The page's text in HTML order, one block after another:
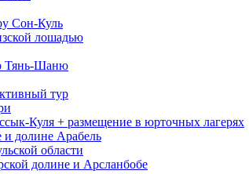
Сон-Куль
лошадью
Тянь-Шаню
тур
Куля + размещение в юрточных лагерях
долине Арабель
области
долине и Арсланбобе